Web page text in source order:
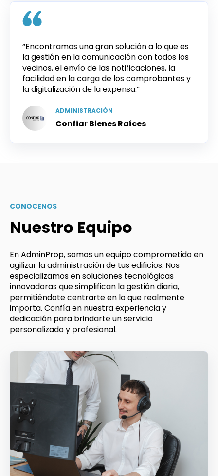
“Encontramos una gran solución a lo que es
la gestión en la comunicación con todos los
vecinos, el envío de las notificaciones, la
facilidad en la carga de los comprobantes y
la digitalización de la expensa.”
ADMINISTRACIÓN
Confiar Bienes Raíces
CONOCENOS
Nuestro Equipo
En AdminProp, somos un equipo comprometido en
agilizar la administraciónde tus edificios. Nos
especializamos en soluciones tecnológicas
innovadoras que simplifican la gestión diaria,
permitiéndote centrarte en lo que realmente
importa. Confía en nuestra experiencia y
dedicación para brindarte un servicio
personalizado y profesional.